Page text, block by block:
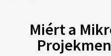
Miért a